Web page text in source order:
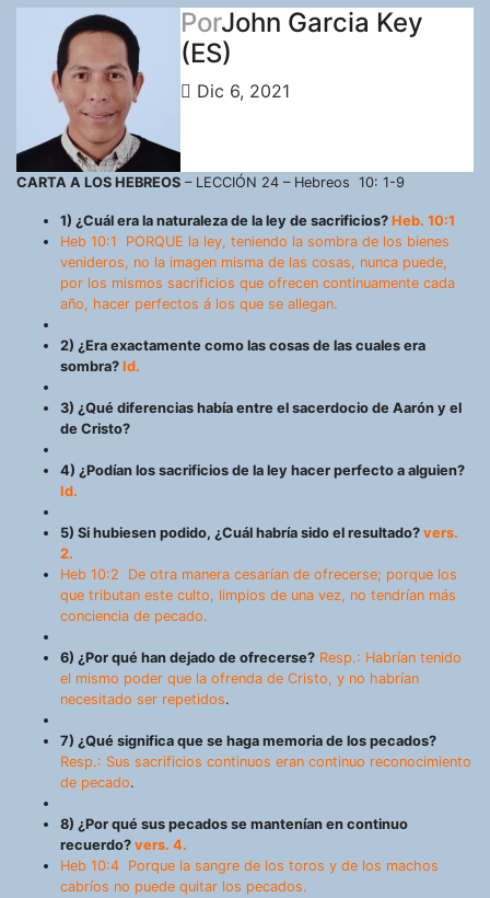
PorJohn Garcia Key
(ES)
Dic 6, 2021
CARTA A LOS HEBREOS – LECCIÓN 24 – Hebreos 10: 1-9
1) ¿Cuál era la naturaleza de la ley de sacrificios? Heb. 10:1
Heb 10:1 PORQUE la ley, teniendo la sombra de los bienes
venideros, no la imagen misma de las cosas, nunca puede,
por los mismos sacrificios que ofrecen continuamente cada
año, hacer perfectos á los que se allegan.
2) ¿Era exactamente como las cosas de las cuales era
sombra? Id.
3) ¿Qué diferencias había entre el sacerdocio de Aarón y el
de Cristo?
4) ¿Podían los sacrificios de la ley hacer perfecto a alguien?
Id.
5) Si hubiesen podido, ¿Cuál habría sido el resultado? vers.
2.
Heb 10:2 De otra manera cesarían de ofrecerse; porque los
que tributan este culto, limpios de una vez, no tendrían más
conciencia de pecado.
6) ¿Por qué han dejado de ofrecerse? Resp.: Habrían tenido
el mismo poder que la ofrenda de Cristo, y no habrían
necesitado ser repetidos.
7) ¿Qué significa que se haga memoria de los pecados?
Resp.: Sus sacrificios continuos eran continuo reconocimiento
de pecado.
8) ¿Por qué sus pecados se mantenían en continuo
recuerdo? vers. 4.
Heb 10:4 Porque la sangre de los toros y de los machos
cabríos no puede quitar los pecados.